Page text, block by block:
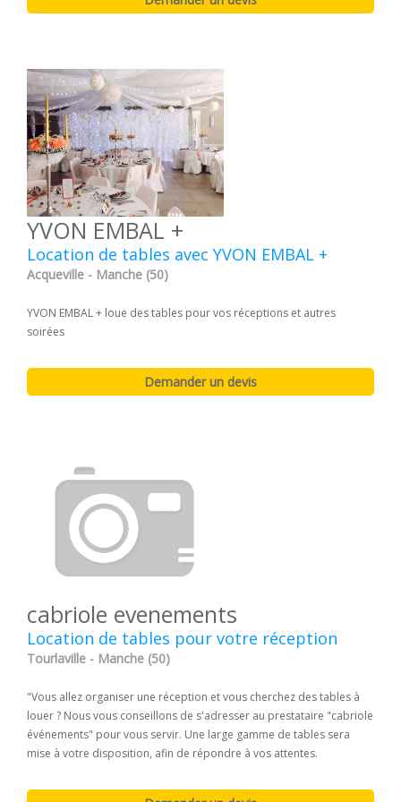
YVON EMBAL +
Location de tables avec YVON EMBAL +
Acqueville - Manche (50)
YVON EMBAL + loue des tables pour vos réceptions et autres
soirées
cabriole evenements
Location de tables pour votre réception
Tourlaville - Manche (50)
"Vous allez organiser une réception et vous cherchez des tables à
louer ? Nous vous conseillons de s'adresser au prestataire "cabriole
événements" pour vous servir. Une large gamme de tables sera
mise à votre disposition, afin de répondre à vos attentes.